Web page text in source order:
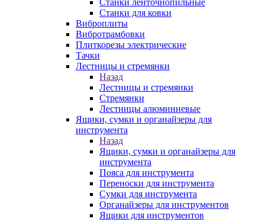
Станки ленточнопильные
Станки для ковки
Виброплиты
Вибротрамбовки
Плиткорезы электрические
Тачки
Лестницы и стремянки
Назад
Лестницы и стремянки
Стремянки
Лестницы алюминиевые
Ящики, сумки и органайзеры для
инструмента
Назад
Ящики, сумки и органайзеры для
инструмента
Пояса для инструмента
Переноски для инструмента
Сумки для инструмента
Органайзеры для инструментов
Ящики для инструментов